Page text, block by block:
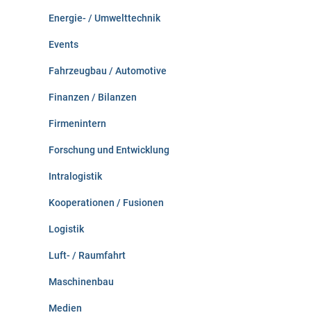
Energie- / Umwelttechnik
Events
Fahrzeugbau / Automotive
Finanzen / Bilanzen
Firmenintern
Forschung und Entwicklung
Intralogistik
Kooperationen / Fusionen
Logistik
Luft- / Raumfahrt
Maschinenbau
Medien